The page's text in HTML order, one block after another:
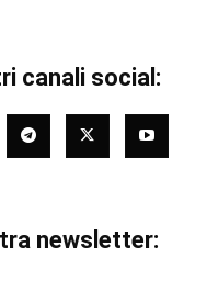
canali social:
newsletter: